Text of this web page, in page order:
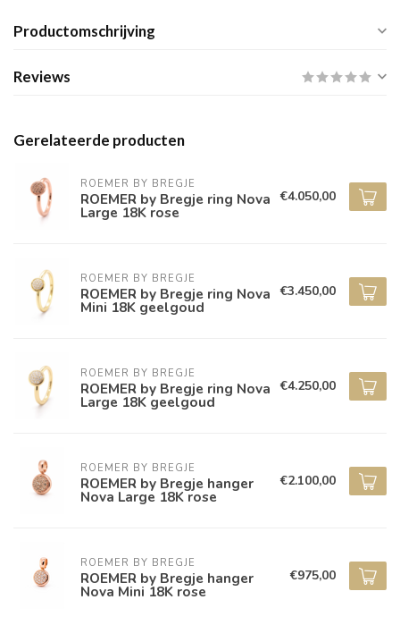
Productomschrijving
Reviews
Gerelateerde producten
ROEMER BY BREGJE
ROEMER by Bregje ring Nova
Large 18K rose
€4.050,00
ROEMER BY BREGJE
ROEMER by Bregje ring Nova
Mini 18K geelgoud
€3.450,00
ROEMER BY BREGJE
ROEMER by Bregje ring Nova
Large 18K geelgoud
€4.250,00
ROEMER BY BREGJE
ROEMER by Bregje hanger
Nova Large 18K rose
€2.100,00
ROEMER BY BREGJE
ROEMER by Bregje hanger
Nova Mini 18K rose
€975,00